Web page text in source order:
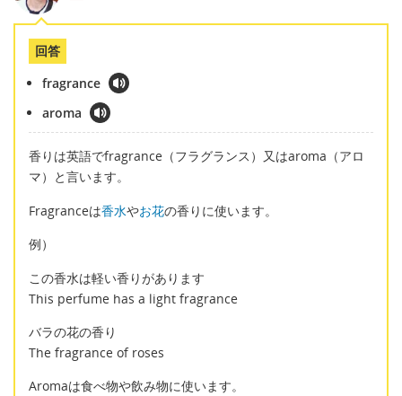
回答
fragrance
aroma
香りは英語でfragrance（フラグランス）又はaroma（アロ
マ）と言います。
Fragranceは香水やお花の香りに使います。
例）
この香水は軽い香りがあります
This perfume has a light fragrance
バラの花の香り
The fragrance of roses
Aromaは食べ物や飲み物に使います。